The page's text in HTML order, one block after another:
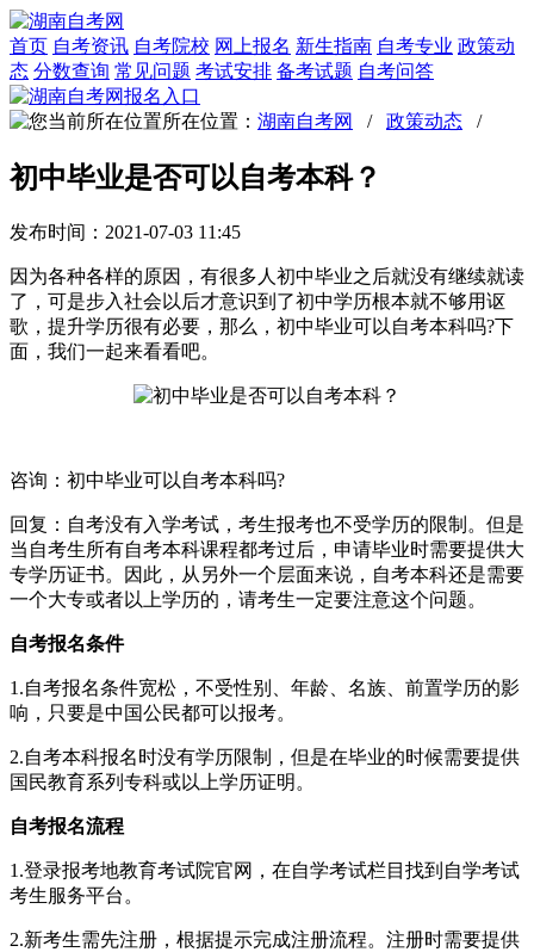
首页 自考资讯 自考院校 网上报名 新生指南 自考专业 政策动
态 分数查询 常见问题 考试安排 备考试题 自考问答
所在位置： 湖南自考网 / 政策动态 /
初中毕业是否可以自考本科？
发布时间：2021-07-03 11:45
因为各种各样的原因，有很多人初中毕业之后就没有继续就读
了，可是步入社会以后才意识到了初中学历根本就不够用讴
歌，提升学历很有必要，那么，初中毕业可以自考本科吗?下
面，我们一起来看看吧。
咨询：初中毕业可以自考本科吗?
回复：自考没有入学考试，考生报考也不受学历的限制。但是
当自考生所有自考本科课程都考过后，申请毕业时需要提供大
专学历证书。因此，从另外一个层面来说，自考本科还是需要
一个大专或者以上学历的，请考生一定要注意这个问题。
自考报名条件
1.自考报名条件宽松，不受性别、年龄、名族、前置学历的影
响，只要是中国公民都可以报考。
2.自考本科报名时没有学历限制，但是在毕业的时候需要提供
国民教育系列专科或以上学历证明。
自考报名流程
1.登录报考地教育考试院官网，在自学考试栏目找到自学考试
考生服务平台。
2.新考生需先注册，根据提示完成注册流程。注册时需要提供